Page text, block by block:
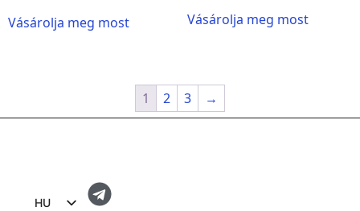
Vásárolja meg most Vásárolja meg most
1 2 3 →
HU